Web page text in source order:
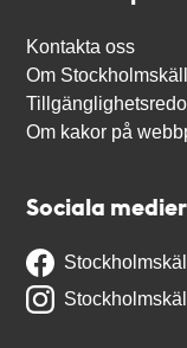
Kontakta oss
Om
Om kakor på
Sociala medier